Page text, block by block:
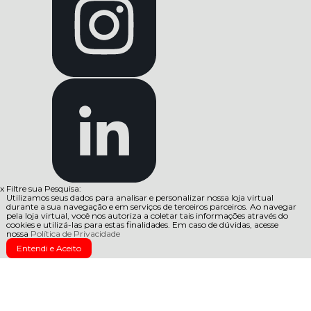
x Filtre sua Pesquisa:
Utilizamos seus dados para analisar e personalizar nossa loja virtual
durante a sua navegação e em serviços de terceiros parceiros. Ao navegar
pela loja virtual, você nos autoriza a coletar tais informações através do
cookies e utilizá-las para estas finalidades. Em caso de dúvidas, acesse
nossa Política de Privacidade
Entendi e Aceito